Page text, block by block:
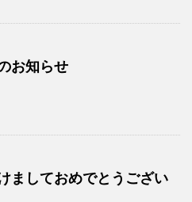
お知らせ
しておめでとうござい